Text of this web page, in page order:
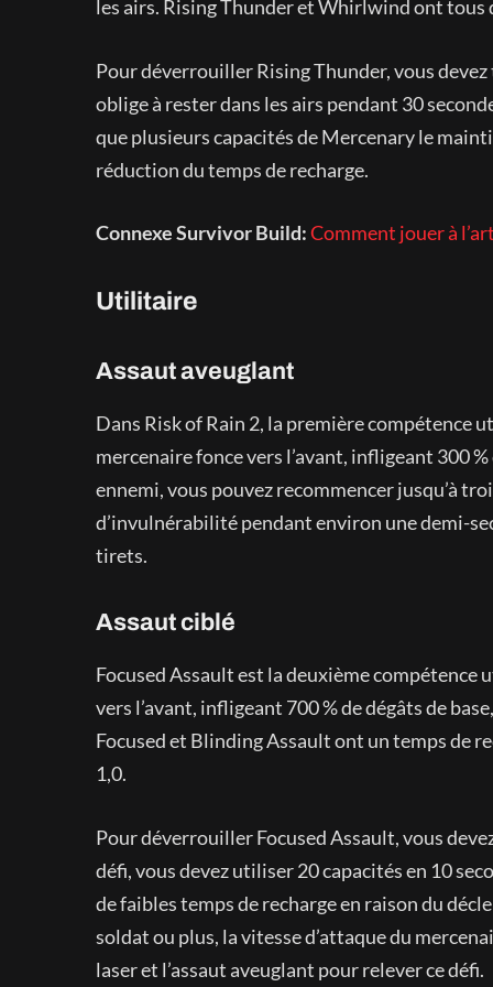
les airs. Rising Thunder et Whirlwind ont tous
Pour déverrouiller Rising Thunder, vous
oblige à rester dans les airs pendant 30
que plusieurs capacités de Mercenary le
réduction du temps de recharge.
Connexe Survivor Build:Comment jouer à
Utilitaire
Assaut aveuglant
Dans Risk of Rain 2, la première compétence
mercenaire fonce vers l’avant, infligeant 300
ennemi, vous pouvez recommencer jusqu’à
d’invulnérabilité pendant environ une demi-
tirets.
Assaut ciblé
Focused Assault est la deuxième
vers l’avant, infligeant 700 % de dégâts de
Focused et Blinding Assault ont un temps de
1,0.
Pour déverrouiller Focused Assault, vous
défi, vous devez utiliser 20 capacités en 10
de faibles temps de recharge en raison du
soldat ou plus, la vitesse d’attaque du
laser et l’assaut aveuglant pour relever ce défi.